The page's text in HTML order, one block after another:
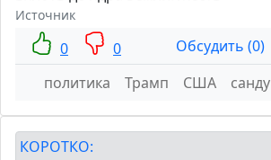
Источник
0 0
Обсудить (0)
политика
Трамп США санду
КОРОТКО: